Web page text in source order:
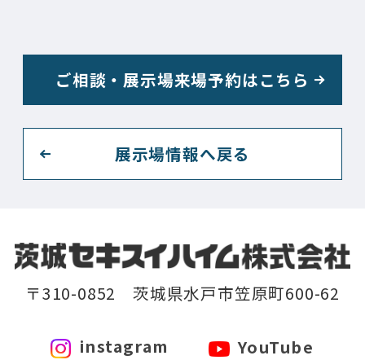
ご相談・展示場来場予約はこちら
展示場情報へ戻る
〒310-0852 茨城県水戸市笠原町600-62
instagram YouTube